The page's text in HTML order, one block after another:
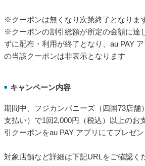
※クーポンは無くなり次第終了となりま
※クーポンの割引総額が所定の金額に達
ずに配布・利用が終了となり、au PAY
の当該クーポンは非表示となります
■ キャンペーン内容
期間中、フジカンパニーズ（四国73店舗
支払い）で1回2,000円（税込）以上のお
引クーポンをau PAY アプリにてプレゼン
対象店舗など詳細は下記URLをご確認く